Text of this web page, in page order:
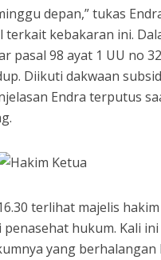
depan,” tukas
terkait kebakaran ini.
pasal 98 ayat 1 UU no
Diikuti dakwaan
Endra terputus
terlihat majelis
penasehat hukum. Kali
yang berhalangan